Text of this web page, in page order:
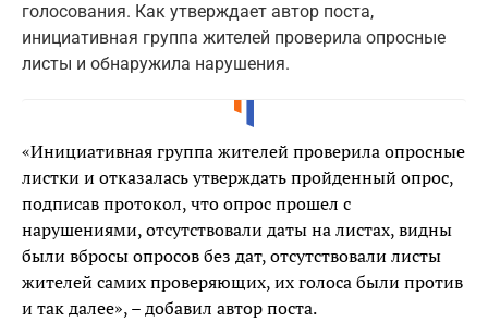
голосования. Как утверждает автор поста,
инициативная группа жителей проверила опросные
листы и обнаружила нарушения.
«Инициативная группа жителей проверила опросные
листки и отказалась утверждать пройденный опрос,
подписав протокол, что опрос прошел с
нарушениями, отсутствовали даты на листах, видны
были вбросы опросов без дат, отсутствовали листы
жителей самих проверяющих, их голоса были против
и так далее», – добавил автор поста.